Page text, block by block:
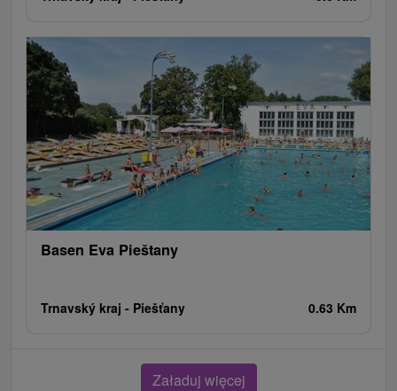
Basen Eva Pieštany
Trnavský kraj - Piešťany 0.63 Km
Załaduj więcej